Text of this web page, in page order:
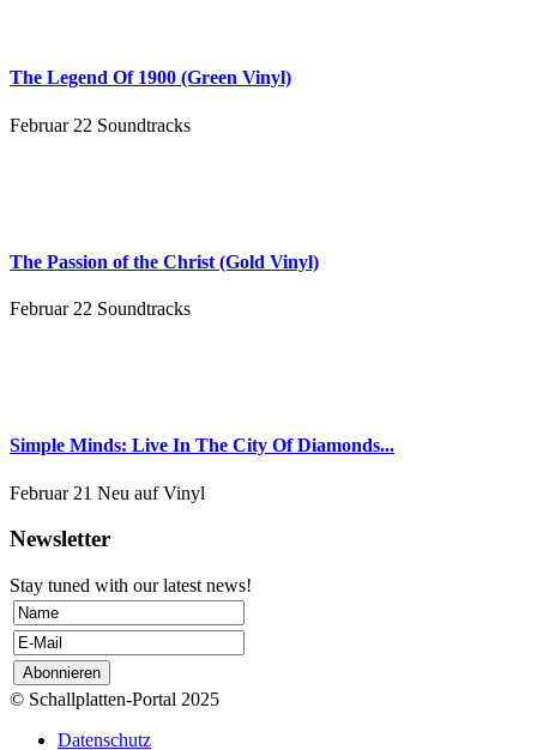
The Legend Of 1900 (Green Vinyl)
Februar 22 Soundtracks
The Passion of the Christ (Gold Vinyl)
Februar 22 Soundtracks
Simple Minds: Live In The City Of Diamonds...
Februar 21 Neu auf Vinyl
Newsletter
Stay tuned with our latest news!
© Schallplatten-Portal 2025
Datenschutz